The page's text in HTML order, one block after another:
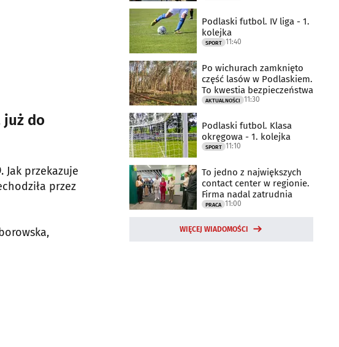
już do
Jak przekazuje
przez
Podlaski futbol. IV liga - 1.
kolejka
SPORT 11:40
Po wichurach zamknięto
część lasów w Podlaskiem.
To kwestia bezpieczeństwa
AKTUALNOŚCI 11:30
Podlaski futbol. Klasa
okręgowa - 1. kolejka
SPORT 11:10
To jedno z największych
contact center w regionie.
Firma nadal zatrudnia
PRACA 11:00
WIĘCEJ WIADOMOŚCI